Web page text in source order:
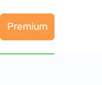
Premium